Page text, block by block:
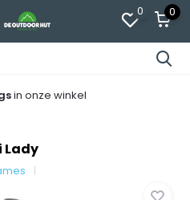
0 0
in onze winkel
Lady